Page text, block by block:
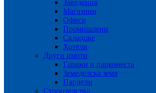
Заведения
Магазини
Офиси
Промишлени
Складове
Хотели
Други имоти
Гаражи и паркоместа
Земеделска земя
Парцели
Строителство